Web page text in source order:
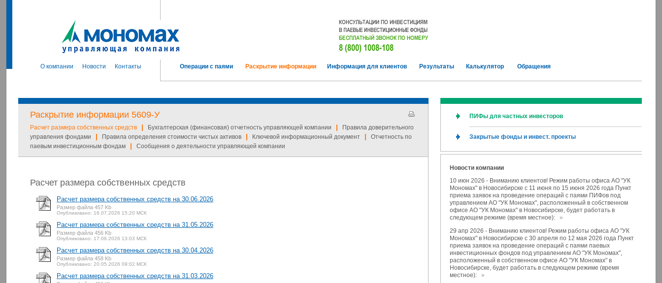
О компании Новости Контакты Операции с паями Раскрытие информации Информация для клиентов Результаты Калькулятор Обращения
Раскрытие информации 5609-У
Расчет размера собственных средств | Бухгалтерская (финансовая) отчетность управляющей компании |
Правила доверительного
управления фондами
| Правила определения стоимости чистых активов | Ключевой информационный документ |
Отчетность по
паевым инвестиционным фондам
| Сообщения о деятельности управляющей компании
Расчет размера собственных средств
Расчет размера собственных средств на 30.06.2026
Размер файла 457 Kb
Опубликовано: 16.07.2026 15:20 МСК
Расчет размера собственных средств на 31.05.2026
Размер файла 456 Kb
Опубликовано: 17.06.2026 13:03 МСК
Расчет размера собственных средств на 30.04.2026
Размер файла 458 Kb
Опубликовано: 20.05.2026 09:02 МСК
Расчет размера собственных средств на 31.03.2026
ПИФы для частных инвесторов
Закрытые фонды и инвест. проекты
Новости компании
10 июн 2026 - Вниманию клиентов! Режим работы офиса АО "УК
Мономах" в Новосибирске с 11 июня по 15 июня 2026 года Пункт
приема заявок на проведение операций с паями ПИФов под
управлением АО "УК Мономах", расположенный в собственном
офисе АО "УК Мономах" в Новосибирске, будет работать в
следующем режиме (время местное):
»
29 апр 2026 - Вниманию клиентов! Режим работы офиса АО "УК
Мономах" в Новосибирске с 30 апреля по 12 мая 2026 года Пункт
приема заявок на проведение операций с паями паевых
инвестиционных фондов под управлением АО "УК Мономах",
расположенный в собственном офисе АО "УК Мономах" в
Новосибирске, будет работать в следующем режиме (время
местное):
»